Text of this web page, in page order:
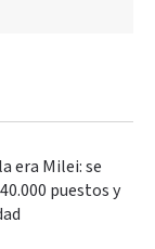
era Milei: se
puestos y